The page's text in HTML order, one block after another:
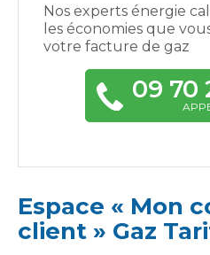
Nos experts énergie
les économies que
votre facture de gaz
09 70
Espace « Mon
client » Gaz